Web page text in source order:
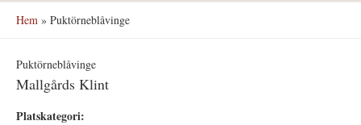
Hem » Puktörneblåvinge
Puktörneblåvinge
Mallgårds Klint
Platskategori: